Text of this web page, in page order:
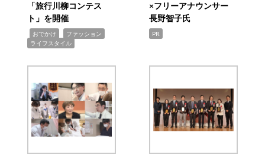
「旅行川柳コンテス
ト」を開催
おでかけ ファッション
ライフスタイル
×フリーアナウンサー
長野智子氏
PR